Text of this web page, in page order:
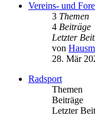
Vereins- und
3 Themen
4 Beiträge
Letzter
von
28. Mär
Radsport
Themen
Beiträge
Letzter